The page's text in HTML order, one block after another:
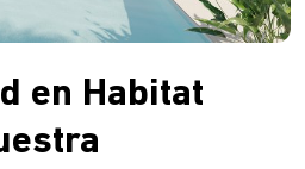
en Habitat